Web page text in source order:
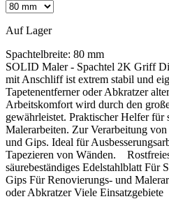
Auf Lager
Spachtelbreite: 80 mm
SOLID Maler - Spachtel 2K Griff
mit Anschliff ist extrem stabil und
Tapetenentferner oder Abkratzer
Arbeitskomfort wird durch den
gewährleistet. Praktischer Helfer für
Malerarbeiten. Zur Verarbeitung
und Gips. Ideal für
Tapezieren von Wänden.
säurebeständiges Edelstahlblatt Für
Gips Für Renovierungs- und
oder Abkratzer Viele